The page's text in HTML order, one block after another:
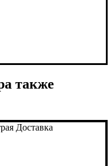
также
Доставка